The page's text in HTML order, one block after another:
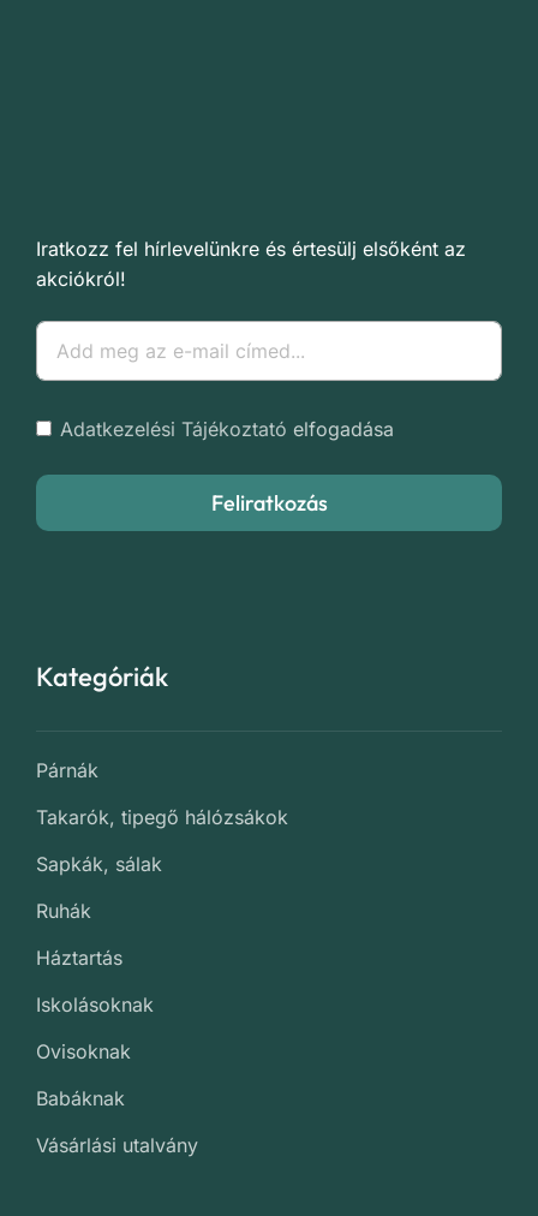
Iratkozz fel hírlevelünkre és értesülj elsőként az
akciókról!
Adatkezelési Tájékoztató elfogadása
Feliratkozás
Kategóriák
Párnák
Takarók, tipegő hálózsákok
Sapkák, sálak
Ruhák
Háztartás
Iskolásoknak
Ovisoknak
Babáknak
Vásárlási utalvány